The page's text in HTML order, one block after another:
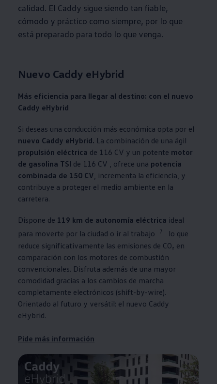
calidad. El Caddy sigue siendo tan fiable,
cómodo y práctico como siempre, por lo que
está preparado para todo lo que venga.
Nuevo Caddy eHybrid
Más eficiencia para llegar al destino: con el nuevo
Caddy eHybrid
Si deseas una conducción más económica opta por el
nuevo Caddy eHybrid. La combinación de una ágil
propulsión eléctrica de 116 CV y un potente motor
de gasolina TSI de 116 CV , ofrece una potencia
combinada de 150 CV, incrementa la eficiencia, y
contribuye a proteger el medio ambiente en la
carretera.
Dispone de 119 km de autonomía eléctrica ideal
para moverte por la ciudad o ir al trabajo
7
lo que
reduce significativamente las emisiones de CO₂ en
comparación con los motores de combustión
convencionales. Disfruta además de una mayor
comodidad gracias a los cambios de marcha
completamente electrónicos (shift-by-wire).
Orientado al futuro y versátil: el nuevo Caddy
eHybrid.
Pide más información